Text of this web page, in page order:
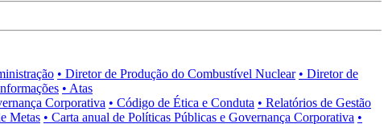
• Diretor de Produção do Combustível Nuclear • Diretor de
• Atas
Corporativa • Código de Ética e Conduta • Relatórios de Gestão
Metas • Carta anual de Políticas Públicas e Governança Corporativa •